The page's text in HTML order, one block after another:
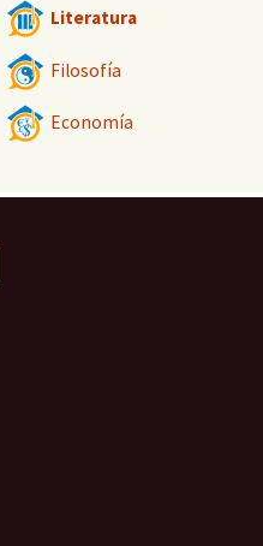
Literatura
Filosofía
Economía